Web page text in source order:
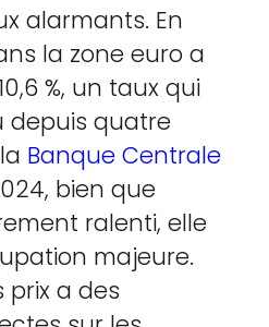
alarmants. En
la zone euro a
%, un taux qui
depuis quatre
Banque Centrale
bien que
ralenti, elle
majeure.
prix a des